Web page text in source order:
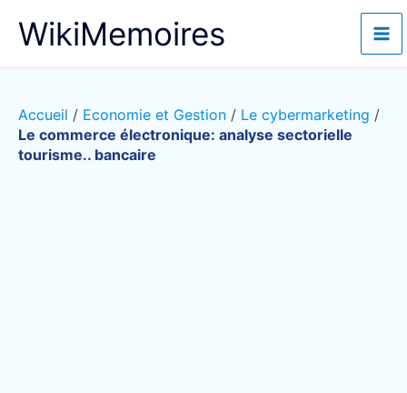
WikiMemoires
Accueil / Economie et Gestion / Le cybermarketing /
Le commerce électronique: analyse sectorielle
tourisme.. bancaire